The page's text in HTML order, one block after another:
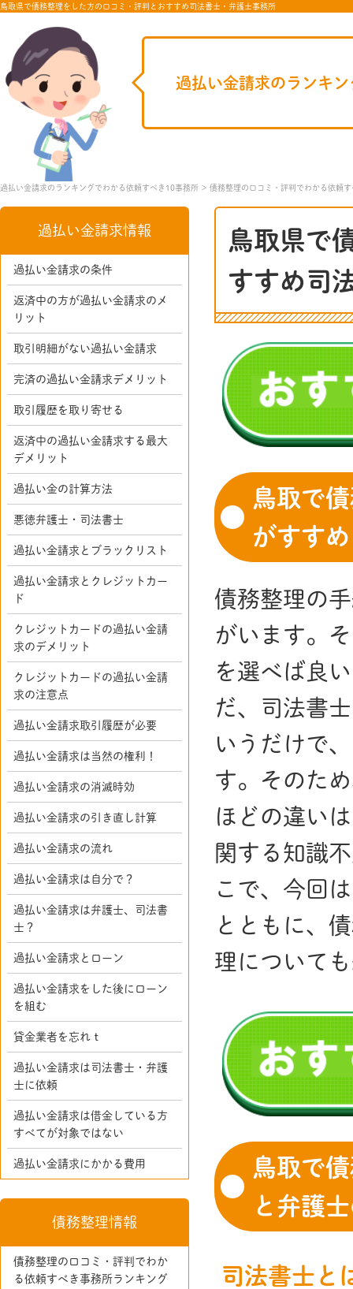
鳥取県で債務整理をした方の口コミ・評判とおすすめ司法書士・弁護士事務所
過払い金請求のランキ
過払い金請求のランキングでわかる依頼すべき10事務所 債務整理の口コミ・評判でわかる依頼
鳥取県で
すすめ司
鳥取で
がすす
債務整理の
がいます。
を選べば良
だ、司法書
いうだけで
す。そのた
ほどの違い
関する知識
こで、今回
とともに、
理について
鳥取で
と弁護
司法書士と
過払い金請求情報
過払い金請求の条件
返済中の方が過払い金請求のメ
リット
取引明細がない過払い金請求
完済の過払い金請求デメリット
取引履歴を取り寄せる
返済中の過払い金請求する最大
デメリット
過払い金の計算方法
悪徳弁護士・司法書士
過払い金請求とブラックリスト
過払い金請求とクレジットカー
ド
クレジットカードの過払い金請
求のデメリット
クレジットカードの過払い金請
求の注意点
過払い金請求取引履歴が必要
過払い金請求は当然の権利！
過払い金請求の消滅時効
過払い金請求の引き直し計算
過払い金請求の流れ
過払い金請求は自分で？
過払い金請求は弁護士、司法書
士？
過払い金請求とローン
過払い金請求をした後にローン
を組む
貸金業者を忘れｔ
過払い金請求は司法書士・弁護
士に依頼
過払い金請求は借金している方
すべてが対象ではない
過払い金請求にかかる費用
債務整理情報
債務整理の口コミ・評判でわか
る依頼すべき事務所ランキング